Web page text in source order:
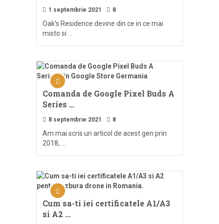
1 septembrie 2021 8
Oak’s Residence devine din ce in ce mai
misto si …
Comanda de Google Pixel Buds A
Series …
8 septembrie 2021 8
Am mai scris un articol de acest gen prin
2018, …
Cum sa-ti iei certificatele A1/A3
si A2 …